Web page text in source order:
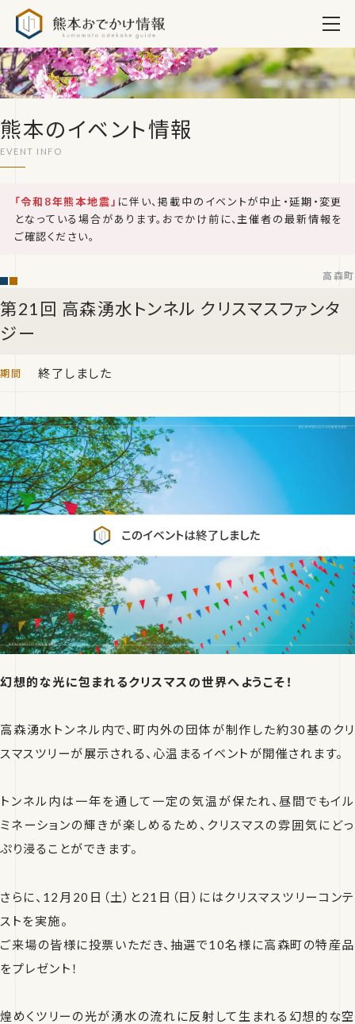
熊本のイベント情報
「令和8年熊本地震」 に伴い、掲載中のイベントが中止・延期・変更
となっている場合があります。おでかけ前に、主催者の最新情報を
ご確認ください。
第21回 高森湧水トンネル クリスマスファンタ
ジー
高森町
終了しました
幻想的な光に包まれるクリスマスの世界へようこそ！
高森湧水トンネル内で、町内外の団体が制作した約30基のクリ
スマスツリーが展示される、心温まるイベントが開催されます。
トンネル内は一年を通して一定の気温が保たれ、昼間でもイル
ミネーションの輝きが楽しめるため、クリスマスの雰囲気にどっ
ぷり浸ることができます。
さらに、12月20日（土）と21日（日）にはクリスマスツリーコンテ
ストを実施。
ご来場の皆様に投票いただき、抽選で10名様に高森町の特産品
をプレゼント！
煌めくツリーの光が湧水の流れに反射して生まれる幻想的な空